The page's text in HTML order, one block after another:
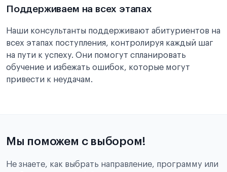
Поддерживаем на всех этапах
Наши консультанты поддерживают абитуриентов на
всех этапах поступления, контролируя каждый шаг
на пути к успеху. Они помогут спланировать
обучение и избежать ошибок, которые могут
привести к неудачам.
Мы поможем с выбором!
Не знаете, как выбрать направление, программу или